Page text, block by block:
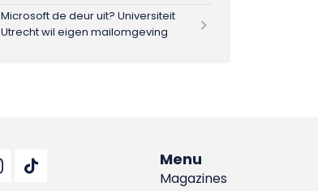
Microsoft de deur uit? Universiteit
Utrecht wil eigen mailomgeving
Menu
Magazines